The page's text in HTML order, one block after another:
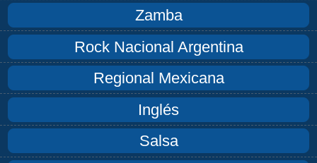
Zamba
Rock Nacional Argentina
Regional Mexicana
Inglés
Salsa